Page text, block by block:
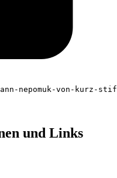
nepomuk-von-kurz-
und Links